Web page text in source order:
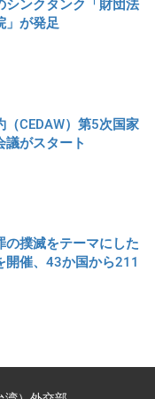
シンクタンク「財団法
」が発足
CEDAW）第5次国家
議がスタート
の撲滅をテーマにした
開催、43か国から211